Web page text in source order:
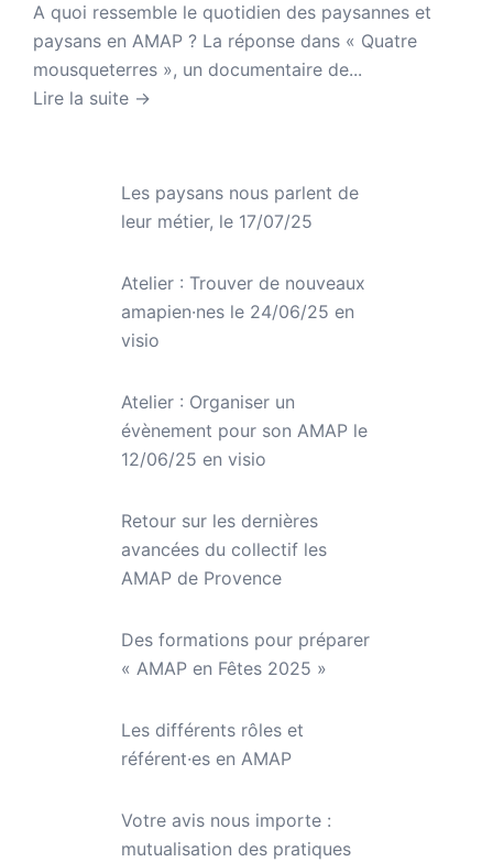
A quoi ressemble le quotidien des paysannes et
paysans en AMAP ? La réponse dans « Quatre
mousqueterres », un documentaire de...
Lire la suite →
Les paysans nous parlent de
leur métier, le 17/07/25
Atelier : Trouver de nouveaux
amapien·nes le 24/06/25 en
visio
Atelier : Organiser un
évènement pour son AMAP le
12/06/25 en visio
Retour sur les dernières
avancées du collectif les
AMAP de Provence
Des formations pour préparer
« AMAP en Fêtes 2025 »
Les différents rôles et
référent·es en AMAP
Votre avis nous importe :
mutualisation des pratiques